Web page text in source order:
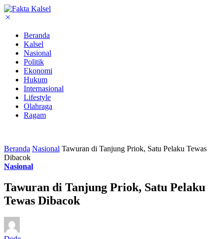
Beranda
Kalsel
Nasional
Politik
Ekonomi
Hukum
Internasional
Lifestyle
Olahraga
Ragam
Beranda Nasional Tawuran di Tanjung Priok, Satu Pelaku Tewas
Dibacok
Nasional
Tawuran di Tanjung Priok, Satu Pelaku
Tewas Dibacok